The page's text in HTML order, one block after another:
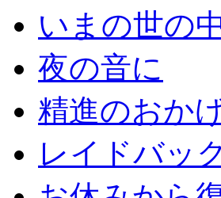
いまの世の
夜の音に
精進のおか
レイドバッ